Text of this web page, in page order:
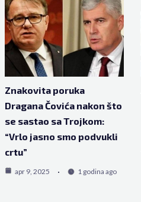
Znakovita poruka
Dragana Čovića nakon što
se sastao sa Trojkom:
“Vrlo jasno smo podvukli
crtu”
apr 9, 2025 1 godina ago